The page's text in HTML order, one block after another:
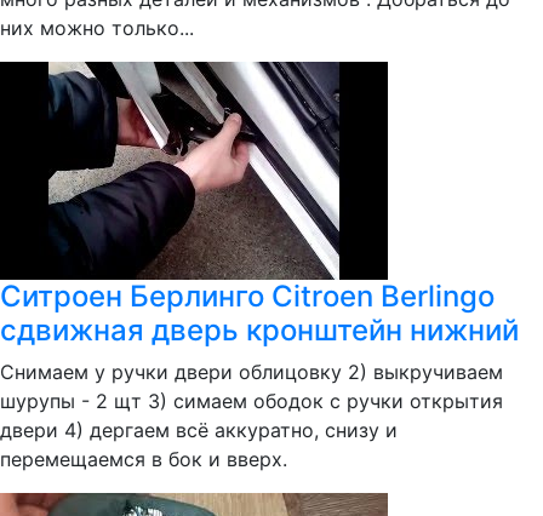
них можно только...
Ситроен Берлинго Citroen Berlingo
сдвижная дверь кронштейн нижний
Снимаем у ручки двери облицовку 2) выкручиваем
шурупы - 2 щт 3) симаем ободок с ручки открытия
двери 4) дергаем всё аккуратно, снизу и
перемещаемся в бок и вверх.